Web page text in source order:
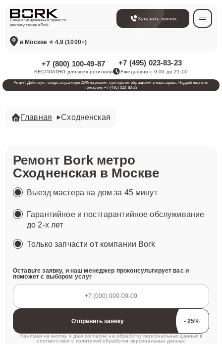
Специализированный сервис по
ремонту техники Bork
Заказать звонок
в Москве ⭐ 4.9 (1000+)
+7 (800) 100-49-87
БЕСПЛАТНО для всех регионов
+7 (495) 023-83-23
Ежедневно с 9:00 до 21:00
Акция! Действует скидка в размере 25% на ремонт при первом обращении в наш сервис. Подробности по
телефону +7 (495) 023-83-23
Главная Сходненская
Ремонт Bork метро
Сходненская в Москве
Выезд мастера на дом за 45 минут
Гарантийное и постгарантийное обслуживание
до 2-х лет
Только запчасти от компании Bork
Оставьте заявку, и наш менеджер проконсультирует вас и
поможет с выбором услуг
Отправить заявку
Нажимая на кнопку, я даю согласие на обработку персональных данных в
соответствии с политикой обработки персональных данных